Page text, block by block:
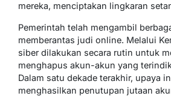
mereka, menciptakan lingkaran
Pemerintah telah mengambil
memberantas judi online. Melalui
siber dilakukan secara rutin untuk
menghapus akun-akun yang
Dalam satu dekade terakhir, upaya
menghasilkan penutupan jutaan